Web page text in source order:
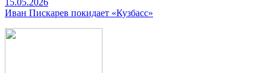
15.05.2026
Иван Пискарев покидает «Кузбасс»